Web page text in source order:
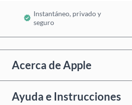
Instantáneo, privado y
seguro
Acerca de Apple
Ayuda e Instrucciones